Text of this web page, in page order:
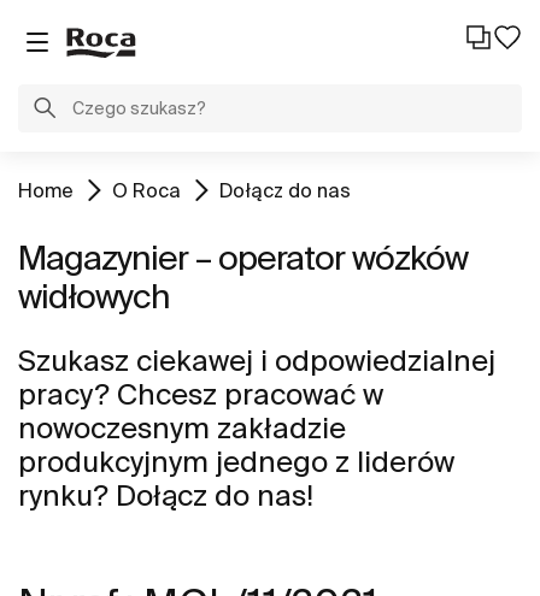
Home O Roca Dołącz do nas
Magazynier – operator wózków
widłowych
Szukasz ciekawej i odpowiedzialnej
pracy? Chcesz pracować w
nowoczesnym zakładzie
produkcyjnym jednego z liderów
rynku? Dołącz do nas!